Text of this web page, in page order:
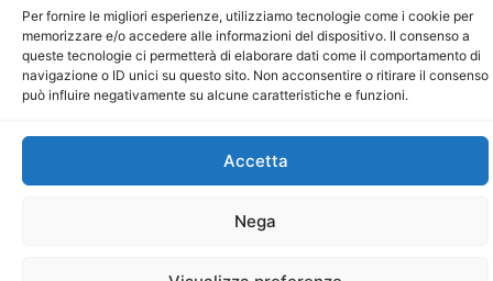
Per fornire le migliori esperienze, utilizziamo tecnologie come i cookie per
memorizzare e/o accedere alle informazioni del dispositivo. Il consenso a
queste tecnologie ci permetterà di elaborare dati come il comportamento di
navigazione o ID unici su questo sito. Non acconsentire o ritirare il consenso
può influire negativamente su alcune caratteristiche e funzioni.
Accetta
Nega